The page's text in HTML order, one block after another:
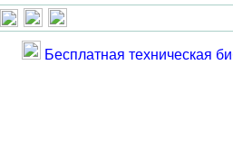
Бесплатная техническая